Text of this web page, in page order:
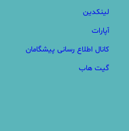
لینکدین
آپارات
کانال اطلاع رسانی پیشگامان
گیت هاب